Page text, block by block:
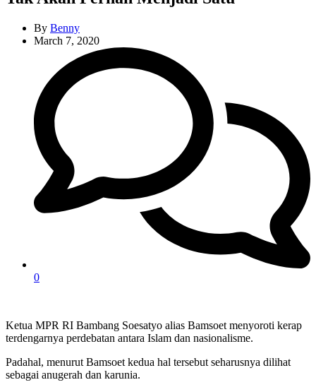
By Benny
March 7, 2020
0
Ketua MPR RI Bambang Soesatyo alias Bamsoet menyoroti kerap
terdengarnya perdebatan antara Islam dan nasionalisme.
Padahal, menurut Bamsoet kedua hal tersebut seharusnya dilihat
sebagai anugerah dan karunia.